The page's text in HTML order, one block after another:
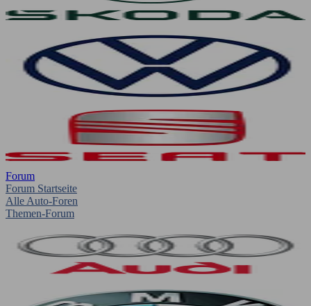
Forum
Forum Startseite
Alle Auto-Foren
Themen-Forum